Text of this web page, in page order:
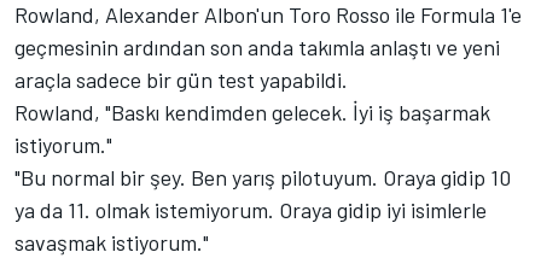
Rowland, Alexander Albon'un Toro Rosso ile Formula 1'e
geçmesinin ardından son anda takımla anlaştı ve yeni
araçla sadece bir gün test yapabildi.
Rowland, "Baskı kendimden gelecek. İyi iş başarmak
istiyorum."
"Bu normal bir şey. Ben yarış pilotuyum. Oraya gidip 10
ya da 11. olmak istemiyorum. Oraya gidip iyi isimlerle
savaşmak istiyorum."